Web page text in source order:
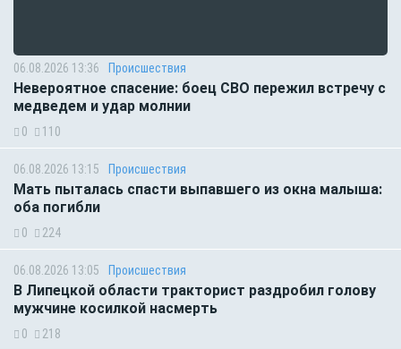
06.08.2026 13:36 Происшествия
Невероятное спасение: боец СВО пережил встречу с
медведем и удар молнии
0 110
06.08.2026 13:15 Происшествия
Мать пыталась спасти выпавшего из окна малыша:
оба погибли
0 224
06.08.2026 13:05 Происшествия
В Липецкой области тракторист раздробил голову
мужчине косилкой насмерть
0 218